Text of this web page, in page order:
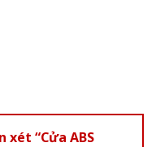
“Cửa ABS